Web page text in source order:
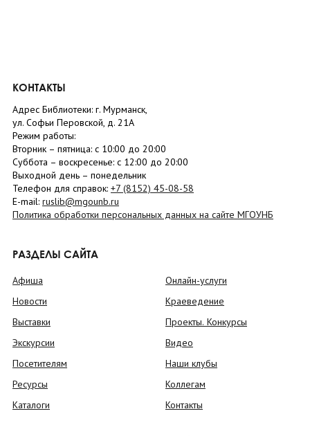
КОНТАКТЫ
Адрес Библиотеки: г. Мурманск,
ул. Софьи Перовской, д. 21А
Режим работы:
Вторник – пятница: с 10:00 до 20:00
Суббота – воскресенье: c 12:00 до 20:00
Выходной день – понедельник
Телефон для справок: +7 (8152) 45-08-58
E-mail: ruslib@mgounb.ru
Политика обработки персональных данных на сайте МГОУНБ
РАЗДЕЛЫ САЙТА
Афиша
Новости
Выставки
Экскурсии
Посетителям
Ресурсы
Каталоги
Онлайн-услуги
Краеведение
Проекты. Конкурсы
Видео
Наши клубы
Коллегам
Контакты